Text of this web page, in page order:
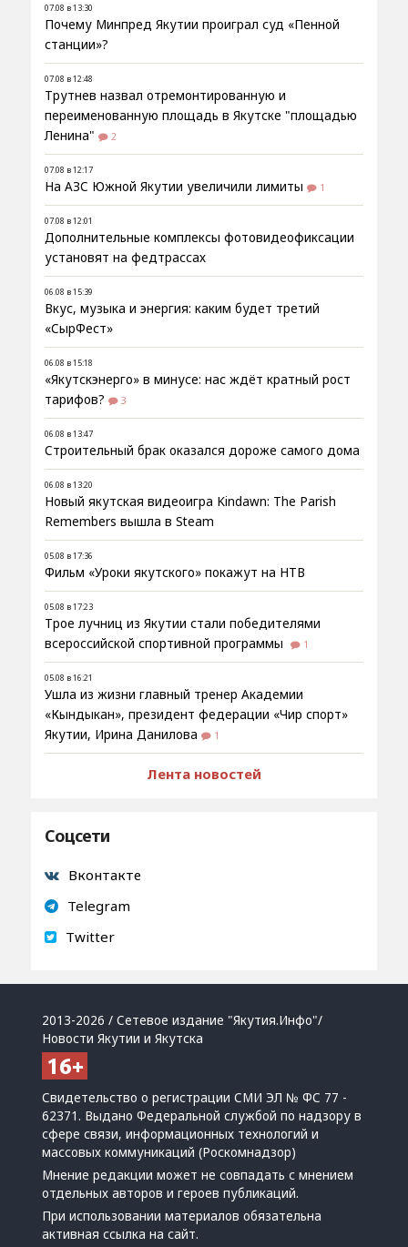
07.08 в 13:30
Почему Минпред Якутии проиграл суд «Пенной
станции»?
07.08 в 12:48
Трутнев назвал отремонтированную и
переименованную площадь в Якутске "площадью
Ленина"
2
07.08 в 12:17
На АЗС Южной Якутии увеличили лимиты 1
07.08 в 12:01
Дополнительные комплексы фотовидеофиксации
установят на федтрассах
06.08 в 15:39
Вкус, музыка и энергия: каким будет третий
«СырФест»
06.08 в 15:18
«Якутскэнерго» в минусе: нас ждёт кратный рост
тарифов?
3
06.08 в 13:47
Строительный брак оказался дороже самого дома
06.08 в 13:20
Новый якутская видеоигра Kindawn: The Parish
Remembers вышла в Steam
05.08 в 17:36
Фильм «Уроки якутского» покажут на НТВ
05.08 в 17:23
Трое лучниц из Якутии стали победителями
всероссийской спортивной программы
1
05.08 в 16:21
Ушла из жизни главный тренер Академии
«Кындыкан», президент федерации «Чир спорт»
Якутии, Ирина Данилова
1
Лента новостей
Соцсети
Вконтакте
Telegram
Twitter
2013-2026 / Сетевое издание "Якутия.Инфо"/
Новости Якутии и Якутска
Свидетельство о регистрации СМИ ЭЛ № ФС 77 -
62371. Выдано Федеральной службой по надзору в
сфере связи, информационных технологий и
массовых коммуникаций (Роскомнадзор)
Мнение редакции может не совпадать с мнением
отдельных авторов и героев публикаций.
При использовании материалов обязательна
активная ссылка на сайт.